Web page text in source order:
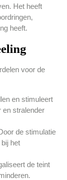
Het heeft
heeft.
voor de
en stimuleert
en stralender
de stimulatie
het
de teint